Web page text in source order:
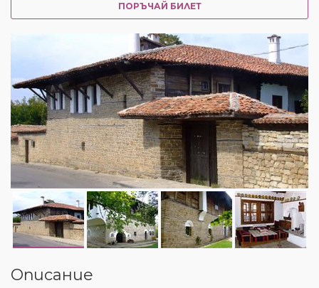
ПОРЪЧАЙ БИЛЕТ
Описание